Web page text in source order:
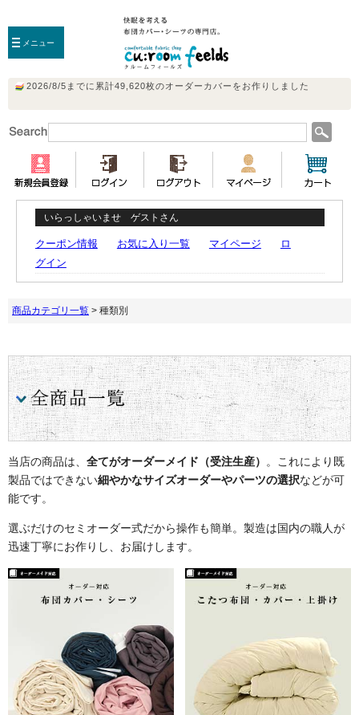
いらっしゃいませ ゲストさん
クーポン情報 お気に入り一覧 マイページ
ロ
グイン
商品カテゴリ一覧 > 種類別
当店の商品は、 全てがオーダーメイド（受注生産）
。これにより既
製品ではできない細やかなサイズオーダーやパーツの選択などが可
能です。
選ぶだけのセミオーダー式だから操作も簡単。製造は国内の職人が
迅速丁寧にお作りし、お届けします。
メニュー